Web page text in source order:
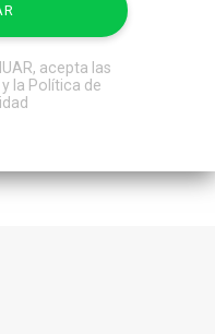
acepta las
la Política de